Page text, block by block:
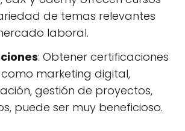
de temas relevantes
laboral.
: Obtener certificaciones
marketing digital,
gestión de proyectos,
puede ser muy beneficioso.